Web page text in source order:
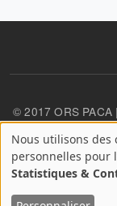
© 2017 ORS PACA |
confidentialité
User account
Se connecter
A
propos
Nous utilisons des
personnelles pour
Statistiques &